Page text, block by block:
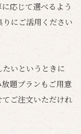
応じて選べるよう
にご活用ください
いというときに
題プランもご用意
ご注文いただけれ